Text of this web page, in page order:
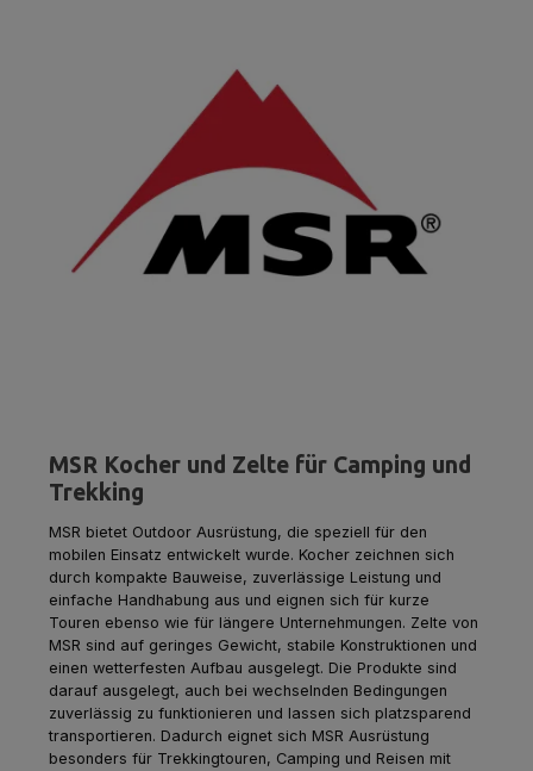
MSR Kocher und Zelte für Camping und
Trekking
MSR bietet Outdoor Ausrüstung, die speziell für den
mobilen Einsatz entwickelt wurde. Kocher zeichnen sich
durch kompakte Bauweise, zuverlässige Leistung und
einfache Handhabung aus und eignen sich für kurze
Touren ebenso wie für längere Unternehmungen. Zelte von
MSR sind auf geringes Gewicht, stabile Konstruktionen und
einen wetterfesten Aufbau ausgelegt. Die Produkte sind
darauf ausgelegt, auch bei wechselnden Bedingungen
zuverlässig zu funktionieren und lassen sich platzsparend
transportieren. Dadurch eignet sich MSR Ausrüstung
besonders für Trekkingtouren, Camping und Reisen mit